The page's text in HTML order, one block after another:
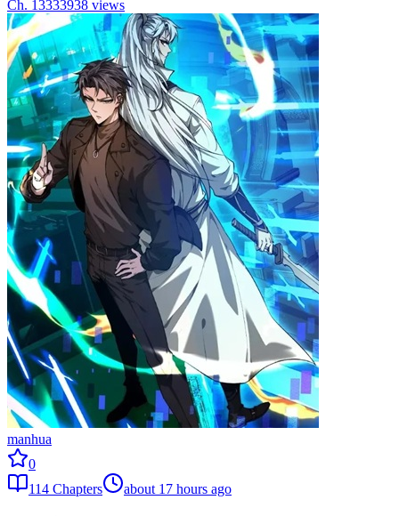
Ch. 13333938 views
manhua
0
114 Chapters about 17 hours ago